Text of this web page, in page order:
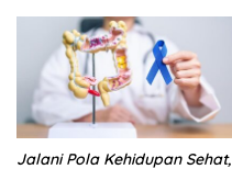
Jalani Pola Kehidupan Sehat,